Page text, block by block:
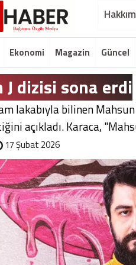
Ekonomi Magazin Güncel
J dizisi sona erdi
lakabıyla bilinen
açıkladı. Karaca,
17 Şubat 2026